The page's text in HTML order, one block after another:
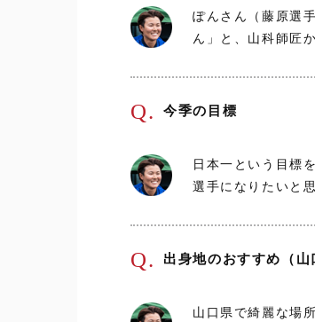
ぽんさん（藤原選
ん」と、山科師匠
Q. 今季の目標
日本一という目標
選手になりたいと
Q. 出身地のおすすめ（山
山口県で綺麗な場